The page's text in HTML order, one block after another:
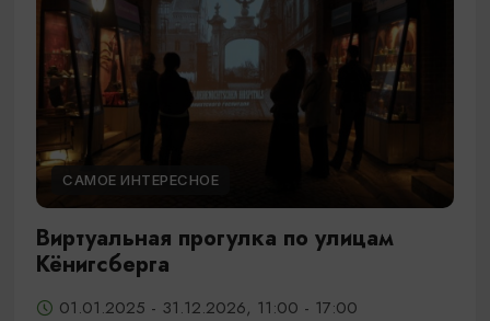
САМОЕ ИНТЕРЕСНОЕ
Виртуальная прогулка по улицам
Кёнигсберга
01.01.2025 - 31.12.2026, 11:00 - 17:00